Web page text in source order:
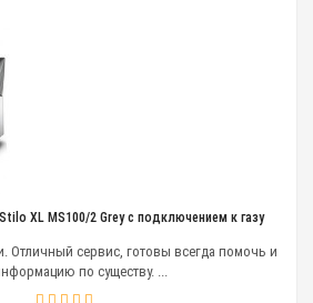
одинаков, но это позволяет подобрать
предполагаемым
представлено полуавтоматическое,
суперавтоматическое
устройство;
кофемолки;
капучинатор ;
XL MS100/2 Grey с подключением к газу
Отличный сервис, готовы всегда помочь и
по существу. ...